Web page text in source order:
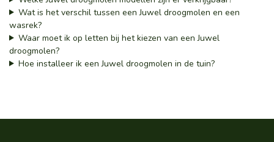
Wat is het verschil tussen een Juwel droogmolen en een
wasrek?
Waar moet ik op letten bij het kiezen van een Juwel
droogmolen?
Hoe installeer ik een Juwel droogmolen in de tuin?